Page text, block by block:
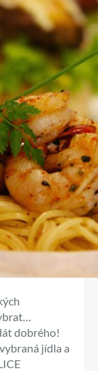
dobrého!
jídla a